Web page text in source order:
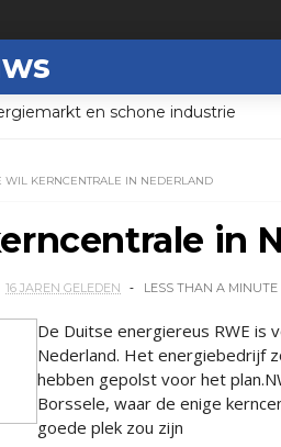
en schone industrie
WIL KERNCENTRALE IN NEDERLAND
in
16 JAREN GELEDEN LESS THAN A MINUTE
De Duitse energiereus RWE is
Nederland. Het energiebedrijf
hebben gepolst voor het
Borssele, waar de enige
goede plek zou zijn